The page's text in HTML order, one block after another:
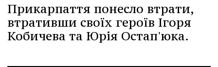
Прикарпаття понесло втрати,
втративши своїх героїв Ігоря
Кобичева та Юрія Остап'юка.